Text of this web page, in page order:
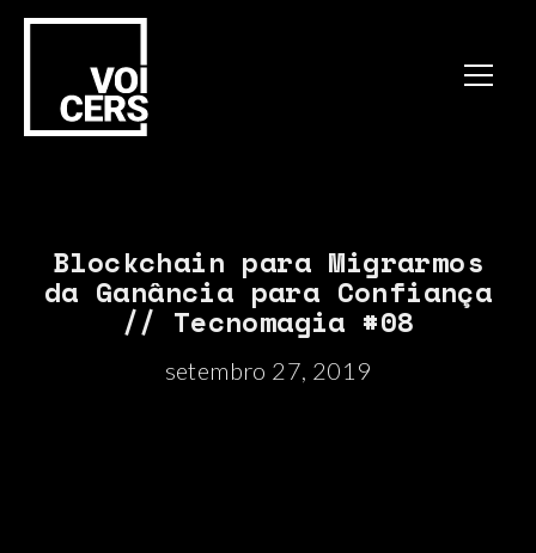
Blockchain para Migrarmos
da Ganância para Confiança
// Tecnomagia #08
setembro 27, 2019